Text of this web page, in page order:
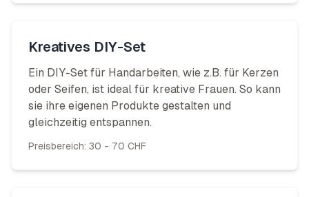
Kreatives DIY-Set
Ein DIY-Set für Handarbeiten, wie z.B. für Kerzen
oder Seifen, ist ideal für kreative Frauen. So kann
sie ihre eigenen Produkte gestalten und
gleichzeitig entspannen.
Preisbereich: 30 - 70 CHF